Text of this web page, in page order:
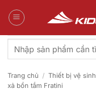
qua
Tìm
kiếm:
Trang chủ / Thiết bị vệ sinh
xả bồn tắm Fratini